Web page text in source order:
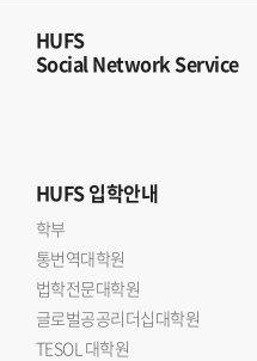
HUFS
Social Network Service
HUFS입학안내
학부
통번역대학원
법학전문대학원
글로벌공공리더십대학원
TESOL 대학원